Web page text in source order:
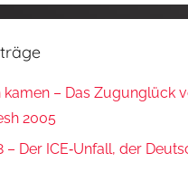
kamen – Das Zugunglück
2005
– Der ICE‑Unfall, der